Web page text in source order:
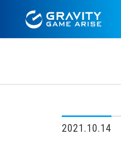
2021.10.14